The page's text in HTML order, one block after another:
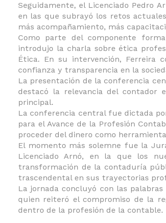
Seguidamente, el Licenciado Pedro
en las que subrayó los retos
más acompañamiento, más
Como parte del componente
introdujo la charla sobre ética
Ética. En su intervención, Ferreira
confianza y transparencia en la
La presentación de la conferencia
destacó la relevancia del
principal.
La conferencia central fue dictada
para el Avance de la Profesión
proceder del dinero como
El momento más solemne fue la
Licenciado Arnó, en la que los
transformación de la contaduría
trascendental en sus trayectorias
La jornada concluyó con las
quien reiteró el compromiso de la
dentro de la profesión de la contable.